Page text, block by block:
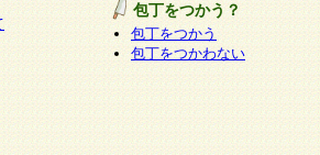
包丁をつかう？
包丁をつかう
包丁をつかわない